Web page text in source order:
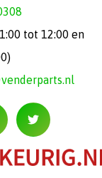
tot 12:00 en